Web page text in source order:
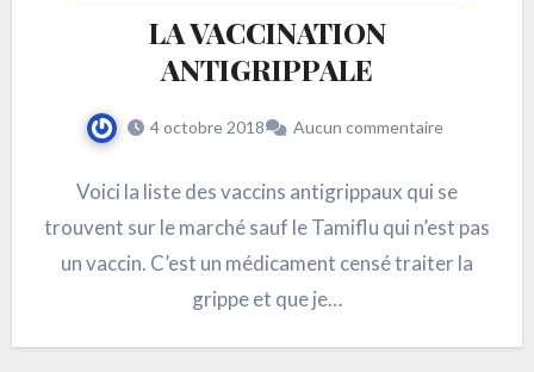
LA VACCINATION
ANTIGRIPPALE
4 octobre 2018 Aucun commentaire
Voici la liste des vaccins antigrippaux qui se
trouvent sur le marché sauf le Tamiflu qui n’est pas
un vaccin. C’est un médicament censé traiter la
grippe et que je…